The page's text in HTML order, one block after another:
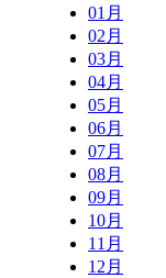
01月
02月
03月
04月
05月
06月
07月
08月
09月
10月
11月
12月